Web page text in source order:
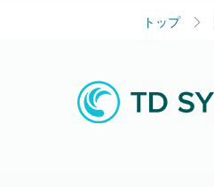
トップ